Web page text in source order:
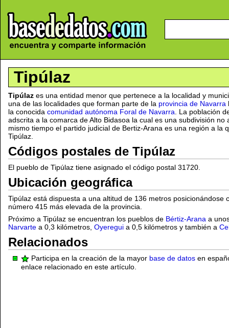
Tipúlaz
Tipúlaz es una entidad menor que pertenece a la localidad y
una de las localidades que forman parte de la provincia de Navarra
la conocida comunidad autónoma Foral de Navarra . La población
adscrita a la comarca de Alto Bidasoa la cual es una subdivisión no
mismo tiempo el partido judicial de Bertiz-Arana es una región a la
Tipúlaz.
Códigos postales de Tipúlaz
El pueblo de Tipúlaz tiene asignado el código postal 31720.
Ubicación geográfica
Tipúlaz está dispuesta a una altitud de 136 metros posicionándose
número 415 más elevada de la provincia.
Próximo a Tipúlaz se encuentran los pueblos de Bértiz-Arana a
Narvarte a 0,3 kilómetros, Oyeregui a 0,5 kilómetros y también a
Relacionados
Participa en la creación de la mayor base de datos en
enlace relacionado en este artículo.